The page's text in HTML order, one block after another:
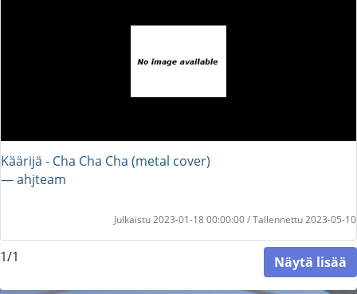
Käärijä - Cha Cha Cha (metal cover)
― ahjteam
Julkaistu 2023-01-18 00:00:00 / Tallennettu 2023-05-10
1/1 Näytä lisää